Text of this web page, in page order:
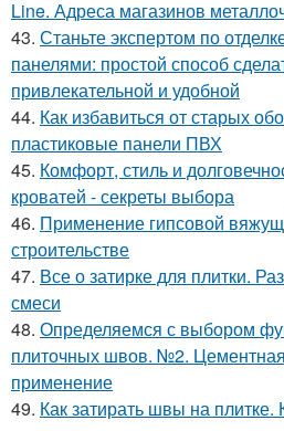
Line. Адреса магазинов
43. Станьте экспертом по
панелями: простой способ
привлекательной и удобной
44. Как избавиться от старых
пластиковые панели ПВХ
45. Комфорт, стиль и
кроватей - секреты выбора
46. Применение гипсовой
строительстве
47. Все о затирке для плитки.
смеси
48. Определяемся с выбором
плиточных швов. №2. Цементная
применение
49. Как затирать швы на плитке.